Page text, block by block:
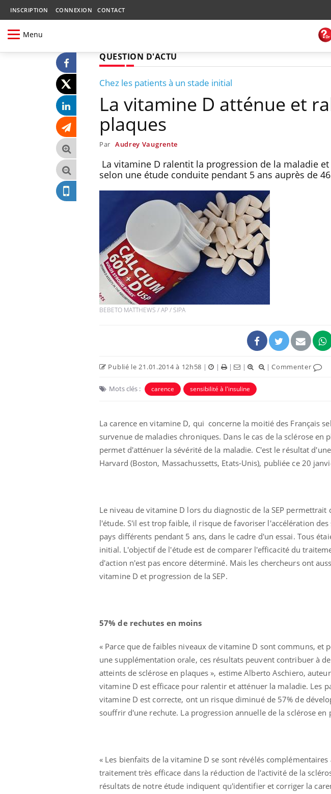
INSCRIPTION CONNEXION CONTACT
Menu
QUESTION D'ACTU
Chez les patients à un stade initial
La vitamine D atténue et
plaques
Par Audrey Vaugrente
La vitamine D ralentit la progression de la maladie
selon une étude conduite pendant 5 ans auprès de
BEBETO MATTHEWS / AP / SIPA
Publié le 21.01.2014 à 12h58 | | | | |Commenter
Mots clés : carence sensibilité à l'insuline
La carence en vitamine D, qui concerne la moitié des Français
survenue de maladies chroniques. Dans le cas de la sclérose en
permet d'atténuer la sévérité de la maladie. C'est le résultat
Harvard (Boston, Massachussetts, Etats-Unis), publiée ce 20
Le niveau de vitamine D lors du diagnostic de la SEP
l'étude. S'il est trop faible, il risque de favoriser l'accélération
pays différents pendant 5 ans, dans le cadre d'un essai. Tous
initial. L'objectif de l'étude est de comparer l'efficacité du
d'action n'est pas encore déterminé. Mais les chercheurs ont
vitamine D et progression de la SEP.
57% de rechutes en moins
« Parce que de faibles niveaux de vitamine D sont communs,
une supplémentation orale, ces résultats peuvent contribuer à
atteints de sclérose en plaques », estime Alberto Aschiero,
vitamine D est efficace pour ralentir et atténuer la maladie. Les
vitamine D est correcte, ont un risque diminué de 57% de
souffrir d'une rechute. La progression annuelle de la sclérose
« Les bienfaits de la vitamine D se sont révélés
traitement très efficace dans la réduction de l'activité de la
résultats de notre étude indiquent qu'identifier et corriger la
France ?
Les médicaments GLP-1
protègent-ils aussi les os
?
Cytomégalovirus : ce qui
change dans la prise en
charge des femmes
enceintes
VIH : la fin du
tous les jours
elle enfin ?
Pourquoi votre
gâche-t-il les
jours de vos